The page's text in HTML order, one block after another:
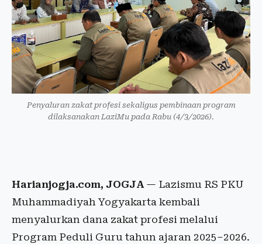
Penyaluran zakat profesi sekaligus pembinaan program
dilaksanakan LaziMu pada Rabu (4/3/2026).
Harianjogja.com, JOGJA— Lazismu RS PKU
Muhammadiyah Yogyakarta kembali
menyalurkan dana zakat profesi melalui
Program Peduli Guru tahun ajaran 2025–2026.